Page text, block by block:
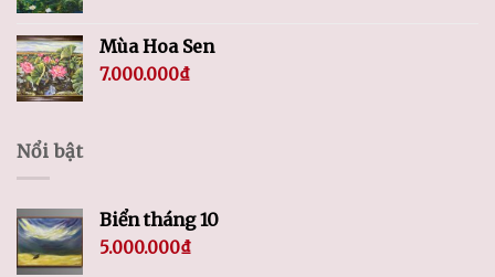
Mùa Hoa Sen
7.000.000₫
Nổi bật
Biển tháng 10
5.000.000₫